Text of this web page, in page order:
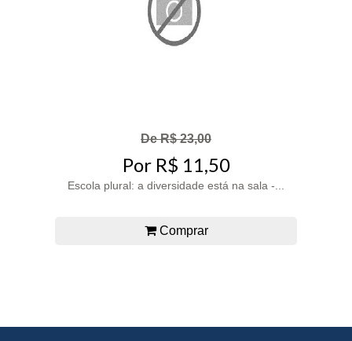
De R$ 23,00
Por R$ 11,50
Escola plural: a diversidade está na sala -...
Comprar